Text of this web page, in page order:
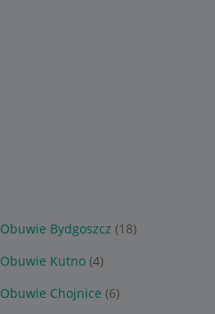
Obuwie Bydgoszcz (18)
Obuwie Kutno (4)
Obuwie Chojnice (6)